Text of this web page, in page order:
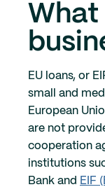
What
EU loans, or
small and
European
are not
cooperation
institutions
Bank and EIF